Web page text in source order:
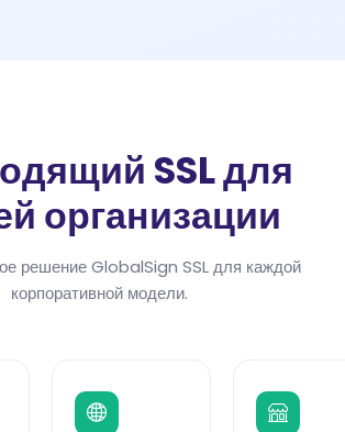
SSL для
организации
решение GlobalSign SSL для каждой
корпоративной модели.